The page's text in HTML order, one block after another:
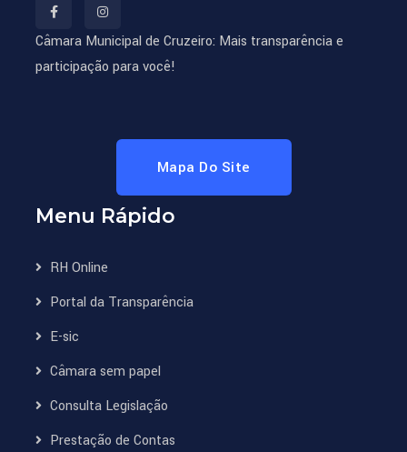
Câmara Municipal de Cruzeiro: Mais transparência e
participação para você!
Mapa Do Site
Menu Rápido
RH Online
Portal da Transparência
E-sic
Câmara sem papel
Consulta Legislação
Prestação de Contas